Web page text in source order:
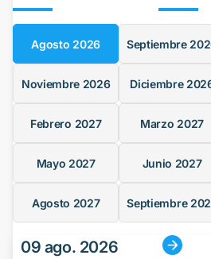
Agosto 2026 Septiembre
Noviembre 2026 Diciembre
Febrero 2027 Marzo 2027
Mayo 2027 Junio 2027
Agosto 2027 Septiembre
09 ago. 2026